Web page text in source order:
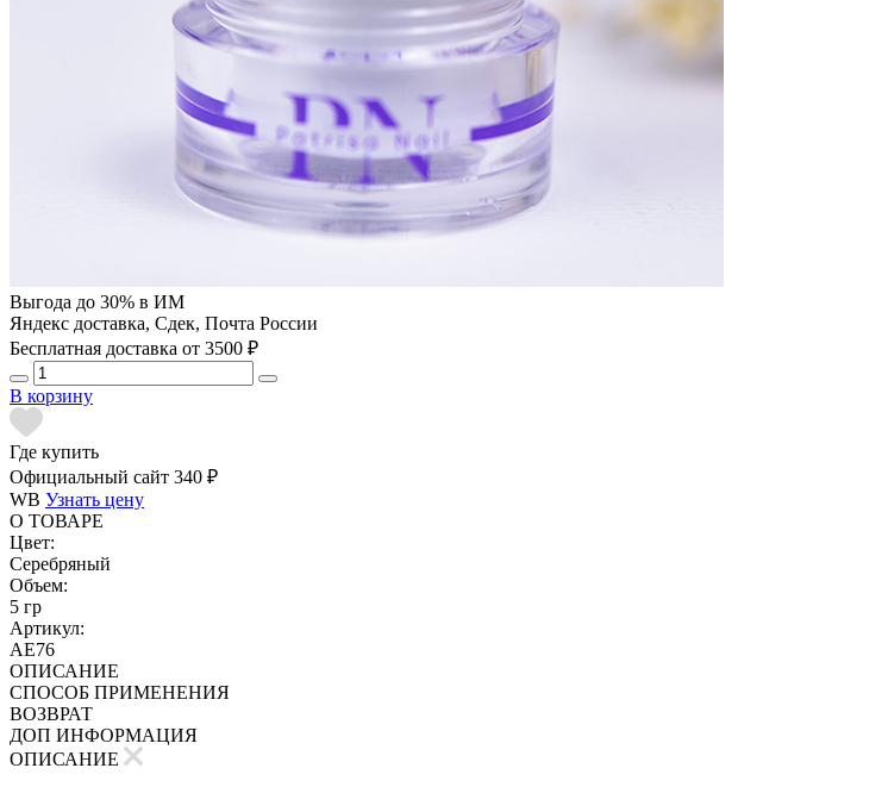
Выгода до 30% в ИМ
Яндекс доставка, Сдек, Почта России
Бесплатная доставка от 3500 ₽
В корзину
Где купить
Официальный сайт 340 ₽
WB Узнать цену
О ТОВАРЕ
Цвет:
Серебряный
Объем:
5 гр
Артикул:
AE76
ОПИСАНИЕ
СПОСОБ ПРИМЕНЕНИЯ
ВОЗВРАТ
ДОП ИНФОРМАЦИЯ
ОПИСАНИЕ